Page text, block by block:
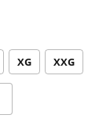
XG XXG